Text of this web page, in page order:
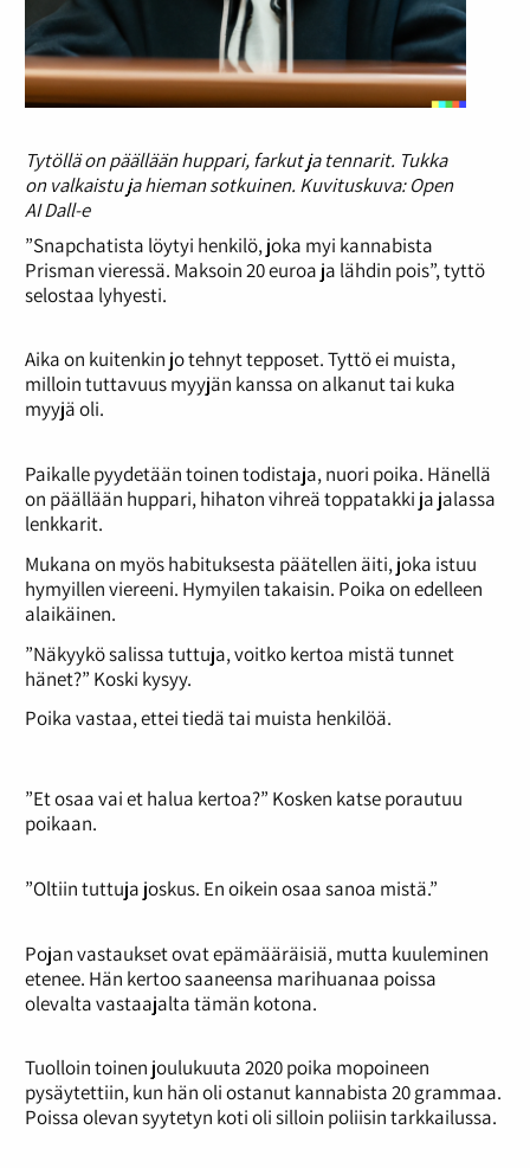
Tytöllä on päällään huppari, farkut ja tennarit. Tukka
on valkaistu ja hieman sotkuinen. Kuvituskuva: Open
AI Dall-e
”Snapchatista löytyi henkilö, joka myi kannabista
Prisman vieressä. Maksoin 20 euroa ja lähdin pois”, tyttö
selostaa lyhyesti.
Aika on kuitenkin jo tehnyt tepposet. Tyttö ei muista,
milloin tuttavuus myyjän kanssa on alkanut tai kuka
myyjä oli.
Paikalle pyydetään toinen todistaja, nuori poika. Hänellä
on päällään huppari, hihaton vihreä toppatakki ja jalassa
lenkkarit.
Mukana on myös habituksesta päätellen äiti, joka istuu
hymyillen viereeni. Hymyilen takaisin. Poika on edelleen
alaikäinen.
”Näkyykö salissa tuttuja, voitko kertoa mistä tunnet
hänet?” Koski kysyy.
Poika vastaa, ettei tiedä tai muista henkilöä.
”Et osaa vai et halua kertoa?” Kosken katse porautuu
poikaan.
”Oltiin tuttuja joskus. En oikein osaa sanoa mistä.”
Pojan vastaukset ovat epämääräisiä, mutta kuuleminen
etenee. Hän kertoo saaneensa marihuanaa poissa
olevalta vastaajalta tämän kotona.
Tuolloin toinen joulukuuta 2020 poika mopoineen
pysäytettiin, kun hän oli ostanut kannabista 20 grammaa.
Poissa olevan syytetyn koti oli silloin poliisin tarkkailussa.